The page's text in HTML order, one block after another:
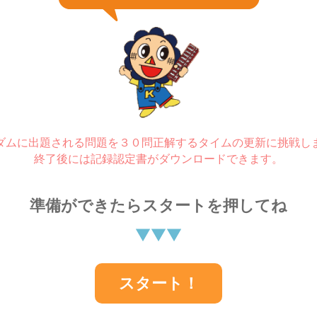
ムに出題される問題を ３０問正解するタイムの更新に挑戦し
終了後には記録認定書がダウンロードできます。
準備ができたらスタートを押してね